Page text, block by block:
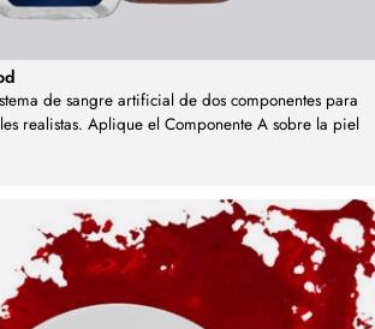
de sangre artificial de dos componentes para
realistas. Aplique el Componente A sobre la piel